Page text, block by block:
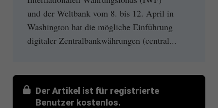
und der Weltbank vom 8. bis 12. April in
Washington hat die mögliche Einführung
digitaler Zentralbankwährungen (central...
Der Artikel ist für registrierte
Benutzer kostenlos.